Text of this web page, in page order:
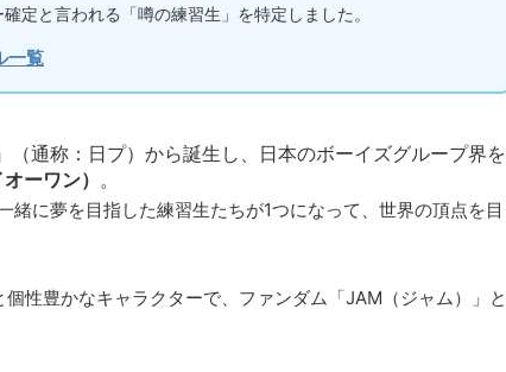
定と言われる「噂の練習生」を特定しました。
一覧
通称：日プ）から誕生し、日本のボーイズグループ界を
ーワン） 。
緒に夢を目指した練習生たちが1つになって、世界の頂点を目
性豊かなキャラクターで、ファンダム「JAM（ジャム）」と